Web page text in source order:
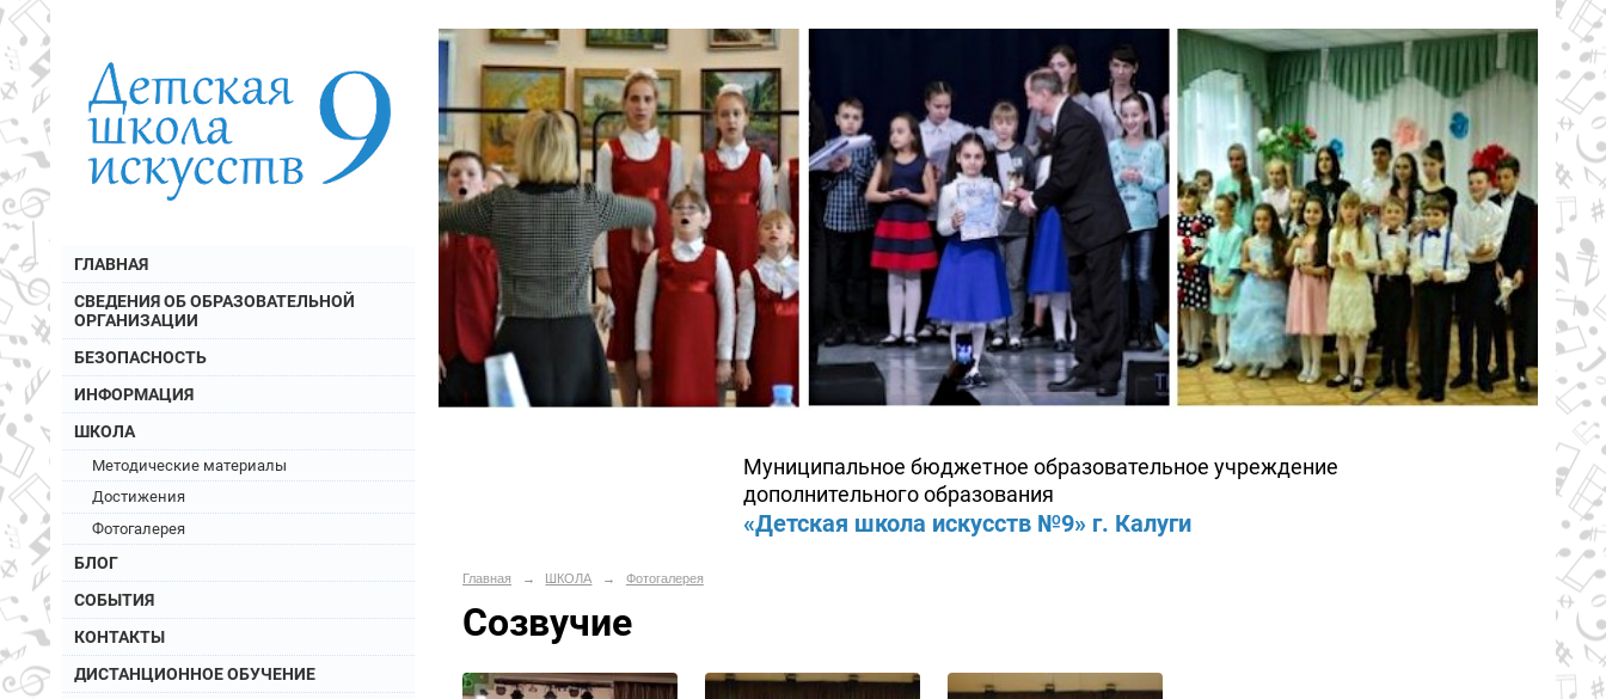
ГЛАВНАЯ
СВЕДЕНИЯ ОБ ОБРАЗОВАТЕЛЬНОЙ
ОРГАНИЗАЦИИ
БЕЗОПАСНОСТЬ
ИНФОРМАЦИЯ
ШКОЛА
Методические материалы
Достижения
Фотогалерея
БЛОГ
СОБЫТИЯ
КОНТАКТЫ
ДИСТАНЦИОННОЕ ОБУЧЕНИЕ
Муниципальное бюджетное образовательное учреждение
дополнительного образования
«Детская школа искусств №9» г. Калуги
Главная → ШКОЛА → Фотогалерея
Созвучие